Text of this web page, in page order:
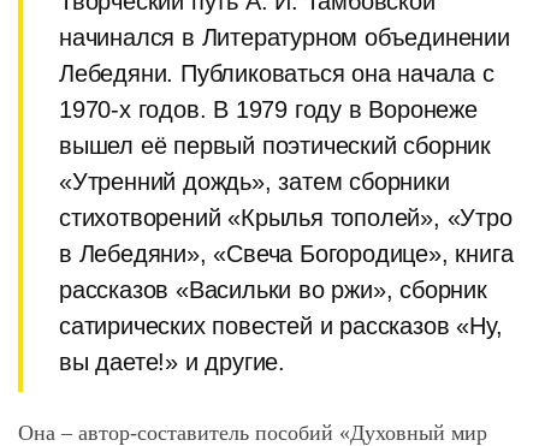
начинался в Литературном объединении
Лебедяни. Публиковаться она начала с
1970-х годов. В 1979 году в Воронеже
вышел её первый поэтический сборник
«Утренний дождь», затем сборники
стихотворений «Крылья тополей», «Утро
в Лебедяни», «Свеча Богородице», книга
рассказов «Васильки во ржи», сборник
сатирических повестей и рассказов «Ну,
вы даете!» и другие.
Она – автор-составитель пособий «Духовный мир